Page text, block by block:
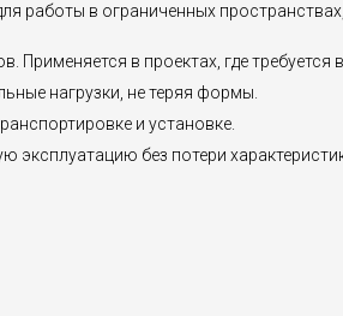
работы в ограниченных
Применяется в проектах, где
нагрузки, не теряя формы.
и установке.
эксплуатацию без потери